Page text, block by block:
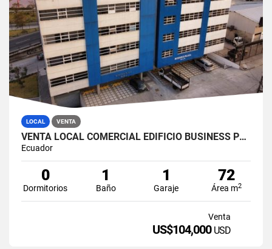
LOCAL VENTA
VENTA LOCAL COMERCIAL EDIFICIO BUSINESS PLAZA - GUAYAQUIL
Ecuador
0
Dormitorios
1
Baño
1
Garaje
72
Área m2
Venta
US$104,000 USD